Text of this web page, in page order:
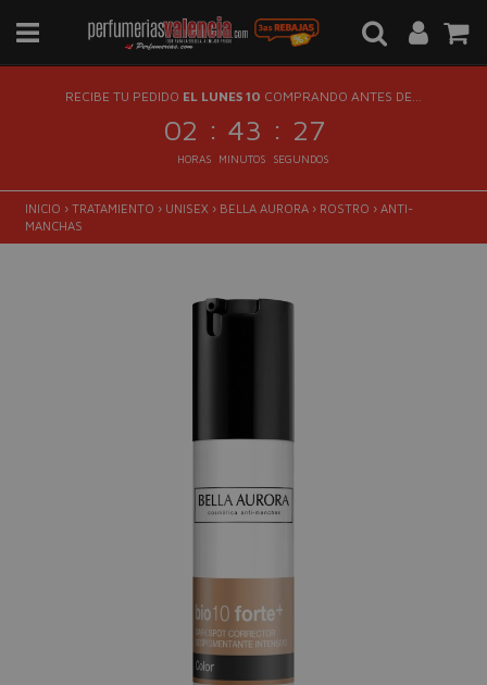
RECIBE TU PEDIDO EL LUNES 10 COMPRANDO ANTES DE...
02 : 43 : 26
HORAS MINUTOS SEGUNDOS
INICIO › TRATAMIENTO › UNISEX › BELLA AURORA › ROSTRO › ANTI-
MANCHAS